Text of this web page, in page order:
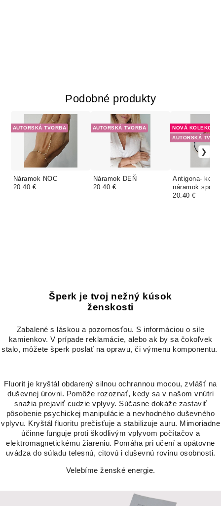
Podobné produkty
Náramok NOC
AUTORSKÁ TVORBA
20.40 €
Náramok DEŇ
AUTORSKÁ TVORBA
20.40 €
Antigona-
náramok
komponentami
NOVÁ KOLEKCIA
AUTORSKÁ
20.40 €
Šperk je tvoj nežný kúsok
ženskosti
Zabalené s láskou a pozornosťou. S informáciou o sile
kamienkov. V prípade reklamácie, alebo ak by sa čokoľvek
stalo, môžete šperk poslať na opravu, či výmenu komponentu.
Fluorit je kryštál obdarený silnou ochrannou mocou, zvlášť na
duševnej úrovni. Pomôže rozoznať, kedy sa v našom vnútri
snažia prejaviť cudzie vplyvy. Súčasne dokáže zastaviť
pôsobenie psychickej manipulácie a nevhodného duševného
vplyvu. Kryštál fluoritu prečisťuje a stabilizuje auru. Mimoriadne
účinne funguje proti škodlivým vplyvom počítačov a
elektromagnetickému žiareniu. Pomáha pri učení a opätovne
uvádza do súladu telesnú, citovú i duševnú rovinu osobnosti.
Velebíme ženské energie.